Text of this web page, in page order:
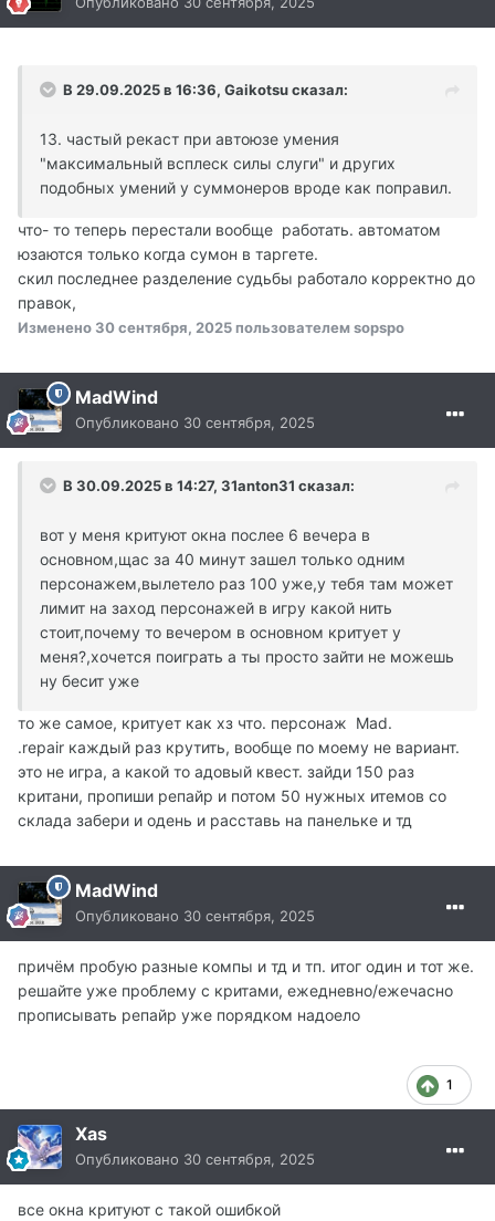
В 29.09.2025 в 16:36, Gaikotsuсказал:
13. частый рекаст при автоюзе умения
"максимальный всплеск силы слуги" и других
подобных умений у суммонеров вроде как поправил.
что- то теперь перестали вообще работать. автоматом
юзаются только когда сумон в таргете.
скил последнее разделение судьбы работало корректно до
правок,
Изменено 30 сентября, 2025пользователем sopspo
MadWind
Опубликовано 30 сентября, 2025
В 30.09.2025 в 14:27, 31anton31 сказал:
вот у меня критуют окна послее 6 вечера в
основном,щас за 40 минут зашел только одним
персонажем,вылетело раз 100 уже,у тебя там может
лимит на заход персонажей в игру какой нить
стоит,почему то вечером в основном критует у
меня?,хочется поиграть а ты просто зайти не можешь
ну бесит уже
то же самое, критует как хз что. персонаж Mad.
.repair каждый раз крутить, вообще по моему не вариант.
это не игра, а какой то адовый квест. зайди 150 раз
критани, пропиши репайр и потом 50 нужных итемов со
склада забери и одень и расставь на панельке и тд
MadWind
Опубликовано 30 сентября, 2025
причём пробую разные компы и тд и тп. итог один и тот же.
решайте уже проблему с критами, ежедневно/ежечасно
прописывать репайр уже порядком надоело
1
Xas
Опубликовано 30 сентября, 2025
все окна критуют с такой ошибкой